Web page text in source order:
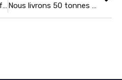
propriétés de l’alumine fondue blanche Nous livrons 50 tonnes de perles de verre lestées de 1 à 1,5 mm à notre client turc.